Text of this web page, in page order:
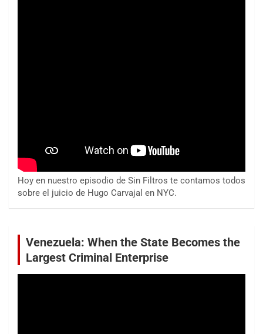
Hoy en nuestro episodio de Sin Filtros te contamos todos
sobre el juicio de Hugo Carvajal en NYC.
Venezuela: When the State Becomes the
Largest Criminal Enterprise